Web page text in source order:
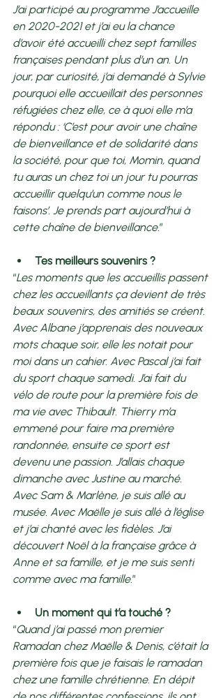
J’ai participé au programme J’accueille
en 2020-2021 et j’ai eu la chance
d’avoir été accueilli chez sept familles
françaises pendant plus d’un an. Un
jour, par curiosité, j’ai demandé à Sylvie
pourquoi elle accueillait des personnes
réfugiées chez elle, ce à quoi elle m’a
répondu : ‘C’est pour avoir une chaîne
de bienveillance et de solidarité dans
la société, pour que toi, Momin, quand
tu auras un chez toi un jour tu pourras
accueillir quelqu’un comme nous le
faisons’. Je prends part aujourd’hui à
cette chaîne de bienveillance.”
Tes meilleurs souvenirs ?
“Les moments que les accueillis passent
chez les accueillants ça devient de très
beaux souvenirs, des amitiés se créent.
Avec Albane j’apprenais des nouveaux
mots chaque soir, elle les notait pour
moi dans un cahier. Avec Pascal j’ai fait
du sport chaque samedi. J’ai fait du
vélo de route pour la première fois de
ma vie avec Thibault. Thierry m’a
emmené pour faire ma première
randonnée, ensuite ce sport est
devenu une passion. J’allais chaque
dimanche avec Justine au marché.
Avec Sam & Marlène, je suis allé au
musée. Avec Maëlle je suis allé à l’église
et j’ai chanté avec les fidèles. J’ai
découvert Noël à la française grâce à
Anne et sa famille, et je me suis senti
comme avec ma famille.”
Un moment qui t’a touché ?
“Quand j’ai passé mon premier
Ramadan chez Maëlle & Denis, c’était la
première fois que je faisais le ramadan
chez une famille chrétienne. En dépit